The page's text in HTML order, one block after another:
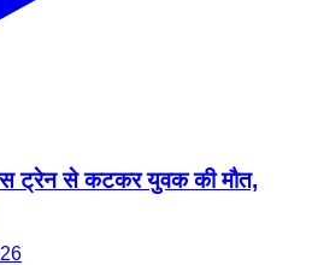
ट्रेन से कटकर युवक की मौत,